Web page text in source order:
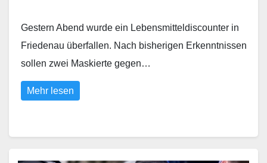
Gestern Abend wurde ein Lebensmitteldiscounter in
Friedenau überfallen. Nach bisherigen Erkenntnissen
sollen zwei Maskierte gegen…
Mehr lesen